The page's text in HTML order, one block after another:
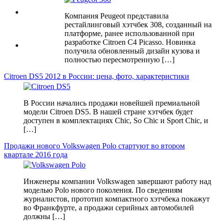
Компания Peugeot представила
рестайлинговый хэтчбек 308, созданный на
платформе, ранее использованной при
разработке Citroen C4 Picasso. Новинка
получила обновленный дизайн кузова и
полностью пересмотренную […]
Citroen DS5 2012 в России: цена, фото, характеристики
В России начались продажи новейшей премиальной
модели Citroen DS5. В нашей стране хэтчбек будет
доступен в комплектациях Сhic, So Сhic и Sport Сhic, и
[…]
Продажи нового Volkswagen Polo стартуют во втором
квартале 2016 года
Инженеры компании Volkswagen завершают работу над
моделью Polo нового поколения. По сведениям
журналистов, прототип компактного хэтчбека покажут
во Франкфурте, а продажи серийных автомобилей
должны […]